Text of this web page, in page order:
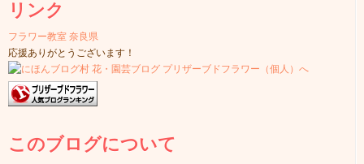
リンク
フラワー教室 奈良県
応援ありがとうございます！
このブログについて